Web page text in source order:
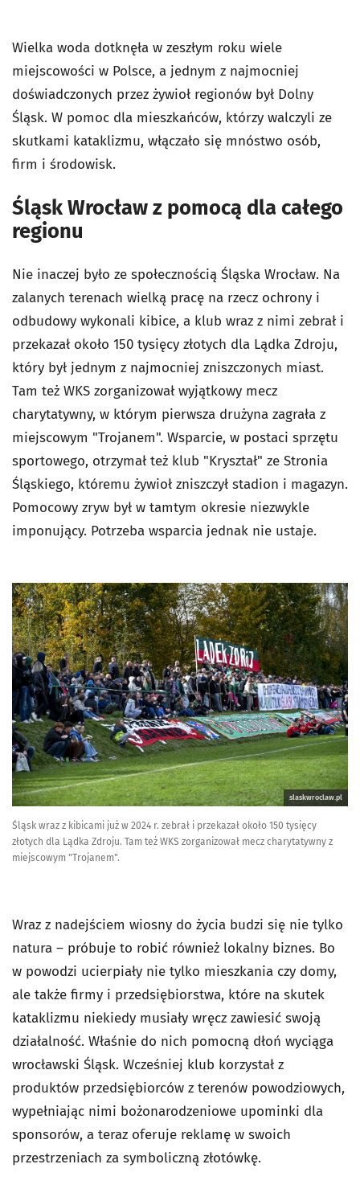
Wielka woda dotknęła w zeszłym roku wiele
miejscowości w Polsce, a jednym z najmocniej
doświadczonych przez żywioł regionów był Dolny
Śląsk. W pomoc dla mieszkańców, którzy walczyli ze
skutkami kataklizmu, włączało się mnóstwo osób,
firm i środowisk.
Śląsk Wrocław z pomocą dla całego
regionu
Nie inaczej było ze społecznością Śląska Wrocław. Na
zalanych terenach wielką pracę na rzecz ochrony i
odbudowy wykonali kibice, a klub wraz z nimi zebrał i
przekazał około 150 tysięcy złotych dla Lądka Zdroju,
który był jednym z najmocniej zniszczonych miast.
Tam też WKS zorganizował wyjątkowy mecz
charytatywny, w którym pierwsza drużyna zagrała z
miejscowym "Trojanem". Wsparcie, w postaci sprzętu
sportowego, otrzymał też klub "Kryształ" ze Stronia
Śląskiego, któremu żywioł zniszczył stadion i magazyn.
Pomocowy zryw był w tamtym okresie niezwykle
imponujący. Potrzeba wsparcia jednak nie ustaje.
slaskwroclaw.pl
Śląsk wraz z kibicami już w 2024 r. zebrał i przekazał około 150 tysięcy
złotych dla Lądka Zdroju. Tam też WKS zorganizował mecz charytatywny z
miejscowym "Trojanem".
Wraz z nadejściem wiosny do życia budzi się nie tylko
natura – próbuje to robić również lokalny biznes. Bo
w powodzi ucierpiały nie tylko mieszkania czy domy,
ale także firmy i przedsiębiorstwa, które na skutek
kataklizmu niekiedy musiały wręcz zawiesić swoją
działalność. Właśnie do nich pomocną dłoń wyciąga
wrocławski Śląsk. Wcześniej klub korzystał z
produktów przedsiębiorców z terenów powodziowych,
wypełniając nimi bożonarodzeniowe upominki dla
sponsorów, a teraz oferuje reklamę w swoich
przestrzeniach za symboliczną złotówkę.